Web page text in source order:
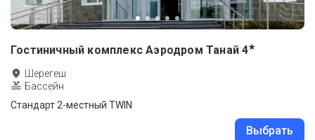
Гостиничный комплекс Аэродром Танай 4★
Шерегеш
Бассейн
Стандарт 2-местный TWIN
Выбрать